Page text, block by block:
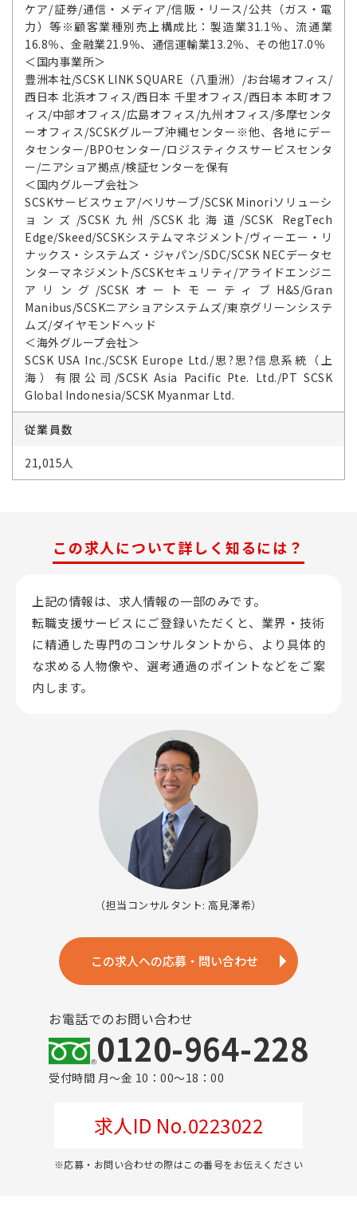
ケア/証券/通信・メディア/信販・リース/公共（ガス・電
力）等※顧客業種別売上構成比：製造業31.1％、流通業
16.8％、金融業21.9％、通信運輸業13.2％、その他17.0％
＜国内事業所＞
豊洲本社/SCSK LINK SQUARE（八重洲）/お台場オフィス/
西日本 北浜オフィス/西日本 千里オフィス/西日本 本町オフ
ィス/中部オフィス/広島オフィス/九州オフィス/多摩センタ
ーオフィス/SCSKグループ沖縄センター※他、各地にデー
タセンター/BPOセンター/ロジスティクスサービスセンタ
ー/ニアショア拠点/検証センターを保有
＜国内グループ会社＞
SCSKサービスウェア/ベリサーブ/SCSK Minoriソリューシ
ョンズ/SCSK九州/SCSK北海道/SCSK RegTech
Edge/Skeed/SCSKシステムマネジメント/ヴィーエー・リ
ナックス・システムズ・ジャパン/SDC/SCSK NECデータセ
ンターマネジメント/SCSKセキュリティ/アライドエンジニ
アリング/SCSKオートモーティブH&S/Gran
Manibus/SCSKニアショアシステムズ/東京グリーンシステ
ムズ/ダイヤモンドヘッド
＜海外グループ会社＞
SCSK USA Inc./SCSK Europe Ltd./思?思?信息系統（上
海）有限公司/SCSK Asia Pacific Pte. Ltd./PT SCSK
Global Indonesia/SCSK Myanmar Ltd.
従業員数
21,015人
この求人について詳しく知るには？
上記の情報は、求人情報の一部のみです。
転職支援サービスにご登録いただくと、業界・技術
に精通した専門のコンサルタントから、 より具体的
な求める人物像や、選考通過のポイントなどをご案
内します。
（担当コンサルタント: 高見澤希）
この求人への応募・問い合わせ
お電話でのお問い合わせ
0120-964-228
受付時間 月～金 10：00～18：00
求人ID No.0223022
※応募・お問い合わせの際はこの番号をお伝えください